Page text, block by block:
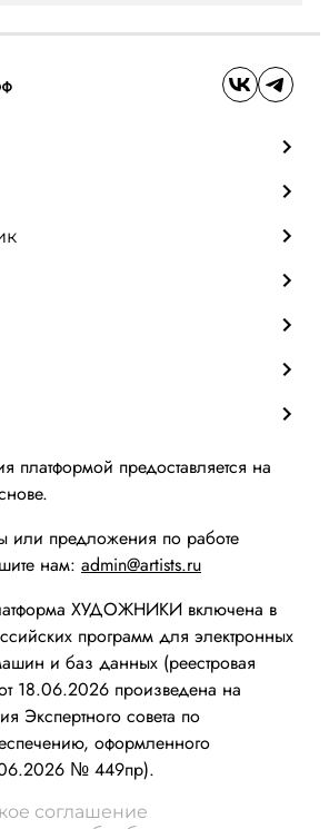
платформой предоставляется на
или предложения по работе
нам: admin@artists.ru
ХУДОЖНИКИ включена в
программ для электронных
и баз данных (реестровая
18.06.2026 произведена на
Экспертного совета по
оформленного
№ 449пр).
соглашение